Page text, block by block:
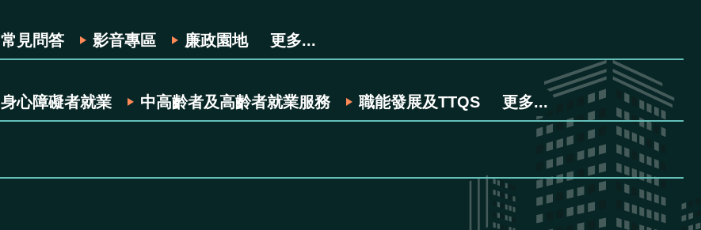
常見問答 影音專區 廉政園地 更多...
身心障礙者就業 中高齡者及高齡者就業服務 職能發展及TTQS 更多...